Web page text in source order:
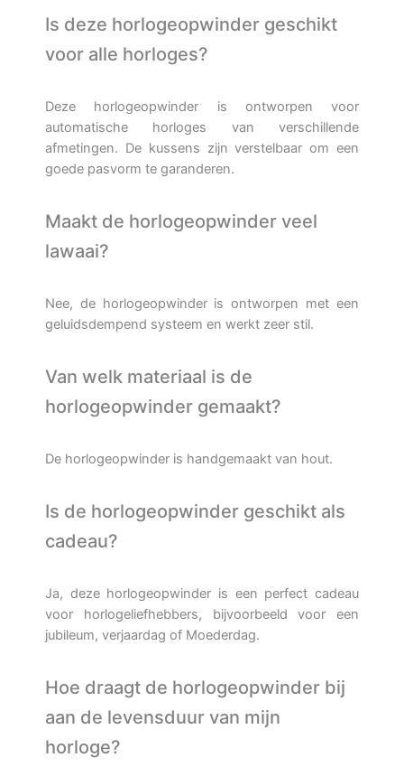
Is deze horlogeopwinder geschikt
voor alle horloges?
Deze horlogeopwinder is ontworpen voor
automatische horloges van verschillende
afmetingen. De kussens zijn verstelbaar om een
goede pasvorm te garanderen.
Maakt de horlogeopwinder veel
lawaai?
Nee, de horlogeopwinder is ontworpen met een
geluidsdempend systeem en werkt zeer stil.
Van welk materiaal is de
horlogeopwinder gemaakt?
De horlogeopwinder is handgemaakt van hout.
Is de horlogeopwinder geschikt als
cadeau?
Ja, deze horlogeopwinder is een perfect cadeau
voor horlogeliefhebbers, bijvoorbeeld voor een
jubileum, verjaardag of Moederdag.
Hoe draagt de horlogeopwinder bij
aan de levensduur van mijn
horloge?